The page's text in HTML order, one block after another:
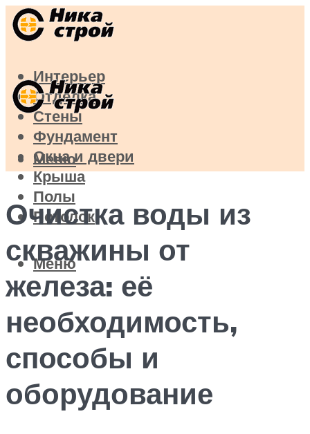
Интерьер
Отделка
Стены
Фундамент
Окна и двери
Крыша
Полы
Потолок
Меню
Меню
Очистка воды из
скважины от
железа: её
необходимость,
способы и
оборудование